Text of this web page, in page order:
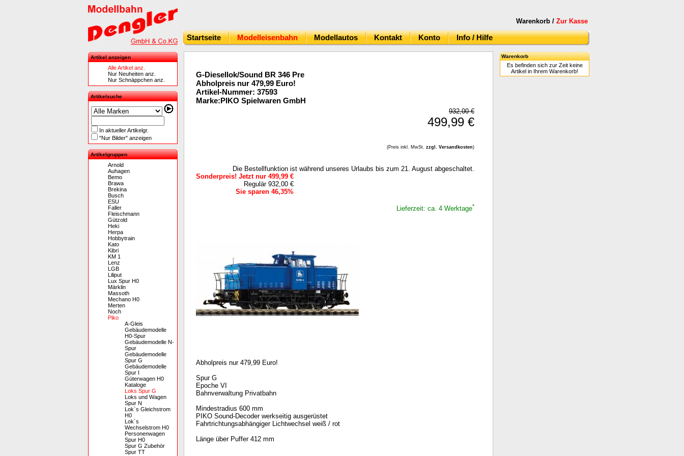
Warenkorb / Zur Kasse
Startseite Modelleisenbahn Modellautos Kontakt Konto Info / Hilfe
Artikel anzeigen
Alle Artikel anz.
Nur Neuheiten anz.
Nur Schnäppchen anz.
Artikelsuche
In aktueller Artikelgr.
"Nur Bilder" anzeigen
Artikelgruppen
Arnold
Auhagen
Bemo
Brawa
Brekina
Busch
ESU
Faller
Fleischmann
Gützold
Heki
Herpa
Hobbytrain
Kato
Kibri
KM 1
Lenz
LGB
Liliput
Lux Spur H0
Märklin
Massoth
Mechano H0
Merten
Noch
Piko
A-Gleis
Gebäudemodelle
H0-Spur
Gebäudemodelle N-
Spur
Gebäudemodelle
Spur G
Gebäudemodelle
Spur I
Güterwagen H0
Kataloge
Loks Spur G
Loks und Wagen
Spur N
Lok`s Gleichstrom
H0
Lok´s
Wechselstrom H0
Personenwagen
Spur H0
Spur G Zubehör
Spur TT
G-Diesellok/Sound BR 346 Pre
Abholpreis nur 479,99 Euro!
Artikel-Nummer: 37593
Marke:PIKO Spielwaren GmbH
932,00 €
499,99 €
(Preis inkl. MwSt. zzgl. Versandkosten)
Die Bestellfunktion ist während unseres Urlaubs bis zum 21. August abgeschaltet.
Sonderpreis! Jetzt nur 499,99 €
Regulär 932,00 €
Sie sparen 46,35%
Lieferzeit: ca. 4 Werktage*
Abholpreis nur 479,99 Euro!
Spur G
Epoche VI
Bahnverwaltung Privatbahn
Mindestradius 600 mm
PIKO Sound-Decoder werkseitig ausgerüstet
Fahrtrichtungsabhängiger Lichtwechsel weiß / rot
Länge über Puffer 412 mm
Warenkorb
Es befinden sich zur Zeit keine
Artikel in Ihrem Warenkorb!